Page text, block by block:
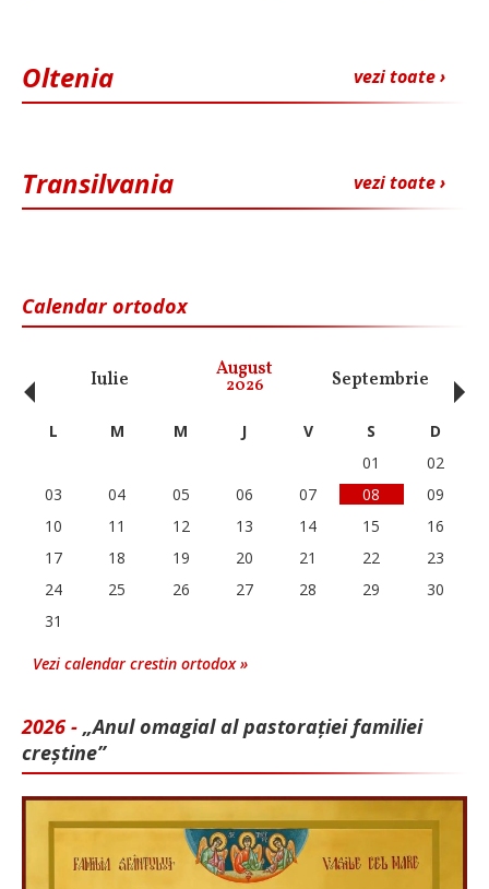
vezi toate ›
Oltenia
vezi toate ›
Transilvania
Calendar ortodox
Iulie August
2026 Septembrie
‹ L M M J V S
D
01
02
03
04 05 06 07 08
09
10
11 12 13 14 15
16
17
18 19 20 21 22
23
24
25 26 27 28 29
30
31
Vezi calendar crestin ortodox »
2026 - „Anul omagial al pastorației familiei
creștine”